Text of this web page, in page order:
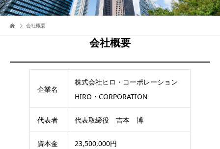
会社概要
会社概要
企業名
株式会社ヒロ・コーポレーション
HIRO・CORPORATION
代表者 代表取締役 吉本 博
資本金 23,500,000円